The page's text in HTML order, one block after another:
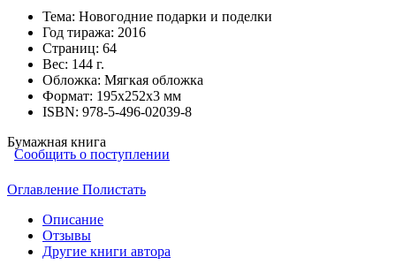
Тема: Новогодние подарки и поделки
Год тиража: 2016
Страниц: 64
Вес: 144 г.
Обложка: Мягкая обложка
Формат: 195х252х3 мм
ISBN: 978-5-496-02039-8
Бумажная книга
Сообщить о поступлении
Оглавление Полистать
Описание
Отзывы
Другие книги автора